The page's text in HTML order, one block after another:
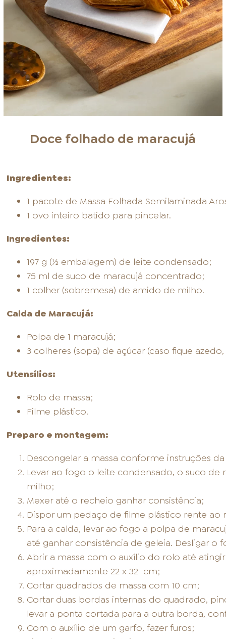
Doce folhado de maracujá
Ingredientes:
1 pacote de Massa Folhada Semilaminada
1 ovo inteiro batido para pincelar.
Ingredientes:
197 g (½ embalagem) de leite condensado;
75 ml de suco de maracujá concentrado;
1 colher (sobremesa) de amido de milho.
Calda de Maracujá:
Polpa de 1 maracujá;
3 colheres (sopa) de açúcar (caso fique
Utensílios:
Rolo de massa;
Filme plástico.
Preparo e montagem:
Descongelar a massa conforme instruções
Levar ao fogo o leite condensado, o suco de
milho;
Mexer até o recheio ganhar consistência;
Dispor um pedaço de filme plástico rente ao
Para a calda, levar ao fogo a polpa de
até ganhar consistência de geleia. Desligar o
Abrir a massa com o auxílio do rolo até
aproximadamente 22 x 32 cm;
Cortar quadrados de massa com 10 cm;
Cortar duas bordas internas do quadrado,
levar a ponta cortada para a outra borda,
Com o auxílio de um garfo, fazer furos;